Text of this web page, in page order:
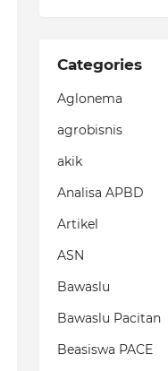
Categories
Aglonema
agrobisnis
akik
Analisa APBD
Artikel
ASN
Bawaslu
Bawaslu Pacitan
Beasiswa PACE